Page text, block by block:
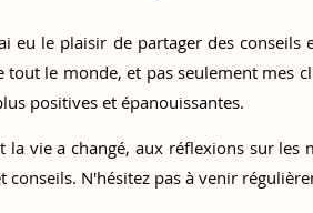
le plaisir de partager des conseils
tout le monde, et pas seulement mes
positives et épanouissantes.
la vie a changé, aux réflexions sur les
N'hésitez pas à venir